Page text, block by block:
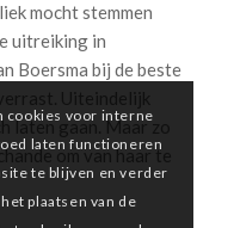
mocht stemmen
uitreiking in
Boersma bij de beste
laten gaan. Maar zo
om van haar te
cookies voor interne
laten functioneren
te blijven en verder
plaatsen van de